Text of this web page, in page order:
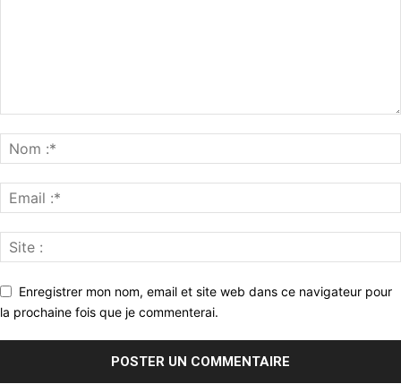
Enregistrer mon nom, email et site web dans ce navigateur pour
la prochaine fois que je commenterai.